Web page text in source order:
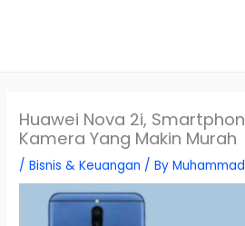
Huawei Nova 2i,
Kamera Yang Makin Murah
/Bisnis & Keuangan / By